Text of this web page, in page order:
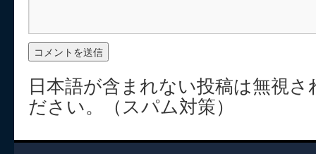
日本語が含まれない投稿は無視
ださい。（スパム対策）